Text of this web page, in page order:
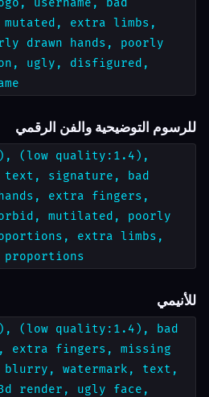
mutated, extra limbs,
drawn hands, poorly
ugly, disfigured,
للرسوم التوضيحية والفن الرقمي
(low quality:1.4),
text, signature, bad
hands, extra fingers,
mutilated, poorly
extra limbs,
للأنيمي
(low quality:1.4), bad
extra fingers, missing
blurry, watermark, text,
render, ugly face,